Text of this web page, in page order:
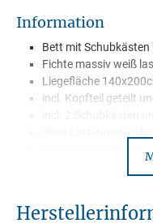
Information
Bett mit Schubkästen
Fichte massiv weiß
Liegefläche
incl. Kopfteil geteilt